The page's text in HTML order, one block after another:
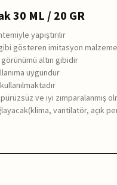
30 ML / 20 GR
yapıştırılır
gibi gösteren imitasyon
altın gibidir
uygundur
ve iyi zımparalanmış
vantilatör, açık